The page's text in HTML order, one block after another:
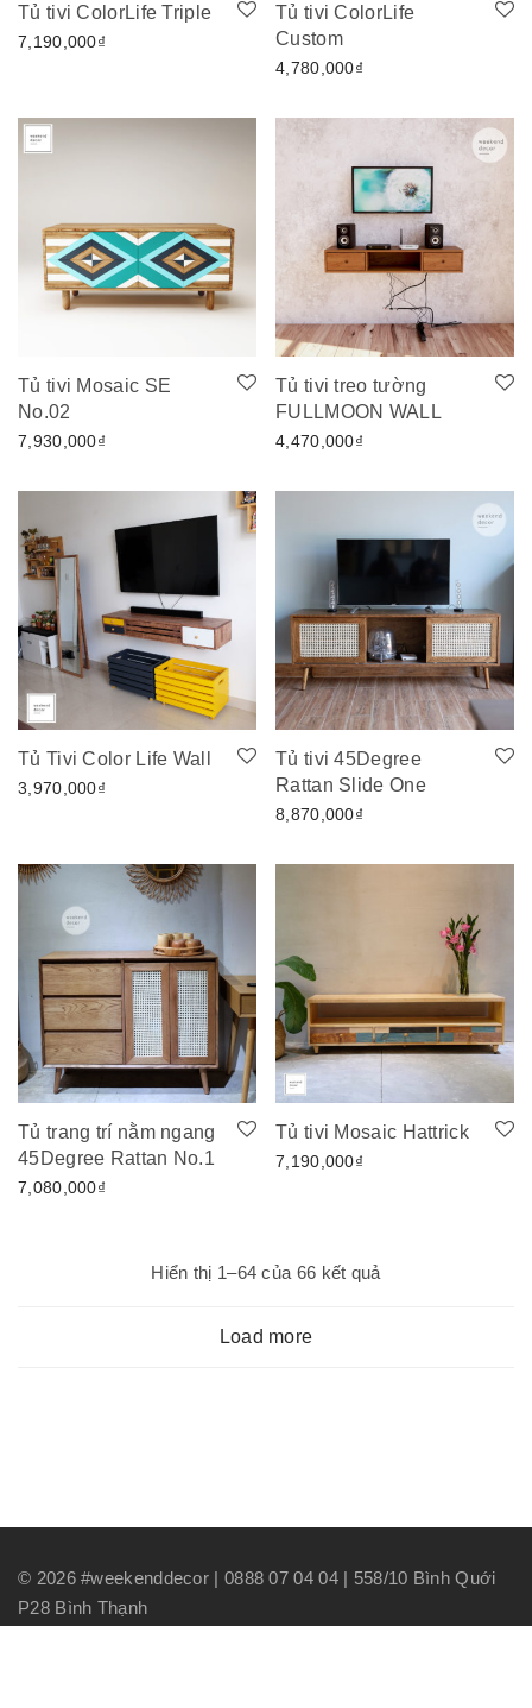
Tủ tivi ColorLife Triple
7,190,000₫
Tủ tivi ColorLife
Custom
4,780,000₫
Tủ tivi Mosaic SE
No.02
7,930,000₫
Tủ tivi treo tường
FULLMOON WALL
4,470,000₫
Tủ Tivi Color Life Wall
3,970,000₫
Tủ tivi 45Degree
Rattan Slide One
8,870,000₫
Tủ trang trí nằm ngang
45Degree Rattan No.1
7,080,000₫
Tủ tivi Mosaic Hattrick
7,190,000₫
Hiển thị 1–64 của 66 kết quảĐã
Load more
© 2026#weekenddecor | 0888 07 04 04 | 558/10 Bình Quới
P28 Bình Thạnh